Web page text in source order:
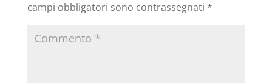
campi obbligatori sono contrassegnati *